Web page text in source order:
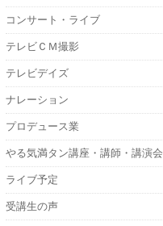
コンサート・ライブ
テレビＣＭ撮影
テレビデイズ
ナレーション
プロデュース業
やる気満タン講座・講師・講演会
ライブ予定
受講生の声